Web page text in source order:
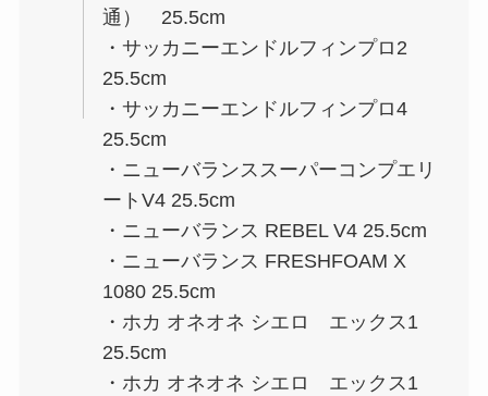
通） 25.5cm
・サッカニーエンドルフィンプロ2
25.5cm
・サッカニーエンドルフィンプロ4
25.5cm
・ニューバランススーパーコンプエリ
ートV4 25.5cm
・ニューバランス REBEL V4 25.5cm
・ニューバランス FRESHFOAM X
1080 25.5cm
・ホカ オネオネ シエロ エックス1
25.5cm
・ホカ オネオネ シエロ エックス1